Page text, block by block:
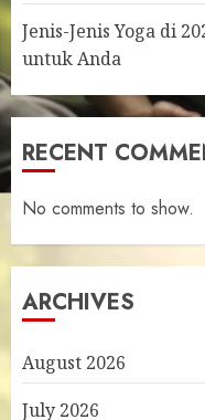
Jenis-Jenis Yoga di
untuk Anda
RECENT
No comments to show.
ARCHIVES
August 2026
July 2026